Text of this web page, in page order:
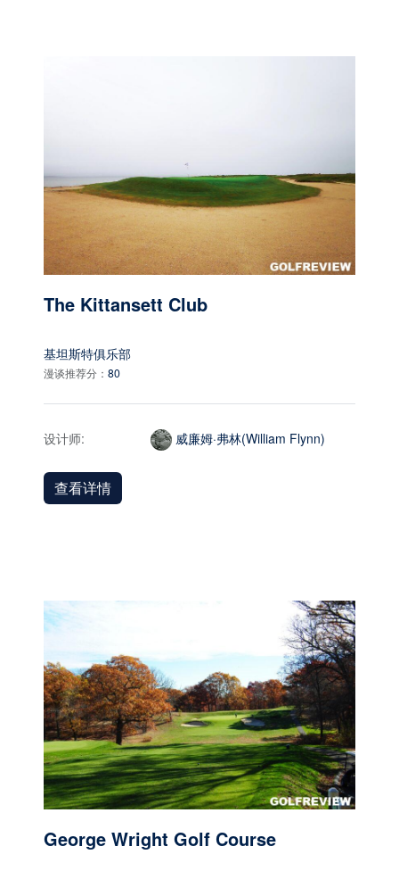
The Kittansett Club
基坦斯特俱乐部
漫谈推荐分： 80
设计师: 威廉姆·弗林(William Flynn)
查看详情
George Wright Golf Course